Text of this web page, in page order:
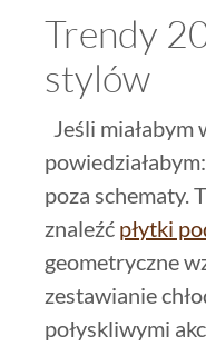
Trendy
stylów
Jeśli
poza schematy.
znaleźć płytki
geometryczne
zestawianie
połyskliwymi